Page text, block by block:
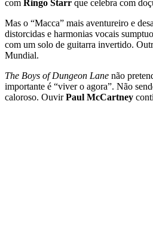
com Ringo Starr que celebra com
Mas o “Macca” mais aventureiro e
distorcidas e harmonias vocais
com um solo de guitarra invertido.
Mundial.
The Boys of Dungeon Lane não
importante é “viver o agora”. Não
caloroso. OuvirPaul McCartney